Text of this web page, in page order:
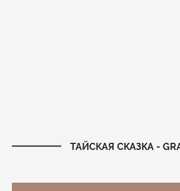
ТАЙСКАЯ СКАЗКА -